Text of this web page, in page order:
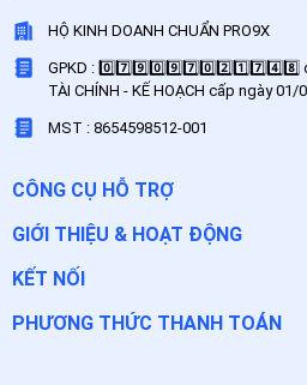
HỘ KINH DOANH CHUẨN PRO9X
GPKD :
TÀI CHÍNH - KẾ HOẠCH cấp ngày 01/
MST : 8654598512-001
CÔNG CỤ HỖ TRỢ
GIỚI THIỆU & HOẠT ĐỘNG
KẾT NỐI
PHƯƠNG THỨC THANH TOÁN